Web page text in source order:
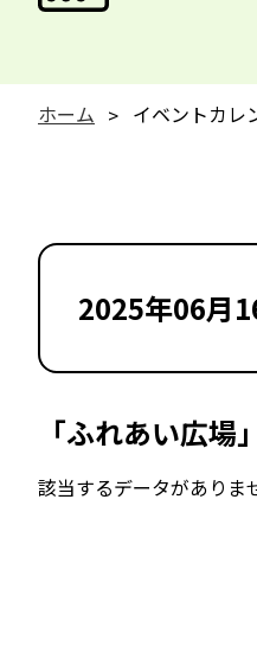
ホーム イベントカレ
2025年06月
「ふれあい広場
該当するデータがありま